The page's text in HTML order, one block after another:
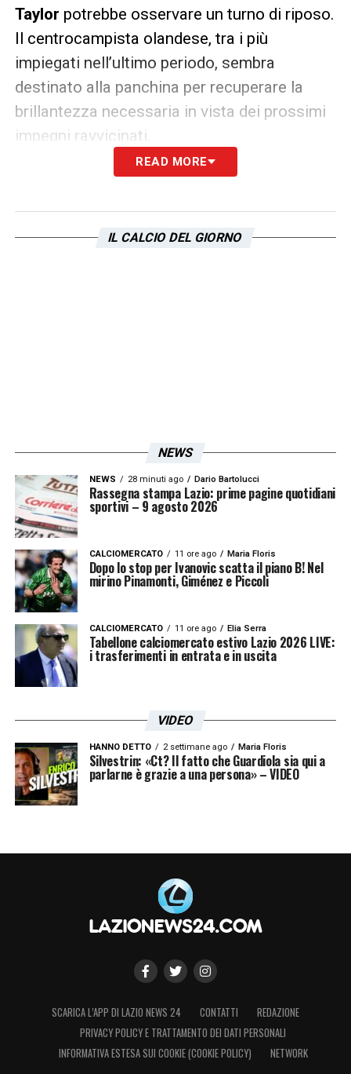
Taylor potrebbe osservare un turno di riposo.
Il centrocampista olandese, tra i più
impiegati nell’ultimo periodo, sembra
destinato alla panchina per recuperare la
brillantezza necessaria in vista dei prossimi
impegni ravvicinati.
Ballottaggio a due per sfidare l’Inter
Senza l’ex Ajax, si apre un duello serrato per
la maglia da titolare a centrocampo. Il
LA PLAYLIST DELLE NOSTRE TOP NEWS
READ MORE
IL CALCIO DEL GIORNO
NEWS
NEWS 28 minuti ago Dario Bartolucci
Rassegna stampa Lazio: prime pagine quotidiani
sportivi – 9 agosto 2026
CALCIOMERCATO 11 ore ago Maria Floris
Dopo lo stop per Ivanovic scatta il piano B! Nel
mirino Pinamonti, Giménez e Piccoli
CALCIOMERCATO 11 ore ago Elia Serra
Tabellone calciomercato estivo Lazio 2026 LIVE:
i trasferimenti in entrata e in uscita
VIDEO
HANNO DETTO 2 settimane ago Maria Floris
Silvestrin: «Ct? Il fatto che Guardiola sia qui a
parlarne è grazie a una persona» – VIDEO
SCARICA L’APP DI LAZIO NEWS 24 CONTATTI
REDAZIONE
PRIVACY POLICY E TRATTAMENTO DEI DATI PERSONALI
INFORMATIVA ESTESA SUI COOKIE (COOKIE POLICY)
NETWORK